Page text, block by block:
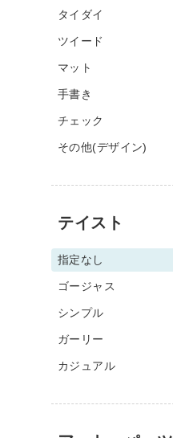
タイダイ
ツイード
マット
手書き
チェック
その他(デザイン)
テイスト
指定なし
ゴージャス
シンプル
ガーリー
カジュアル